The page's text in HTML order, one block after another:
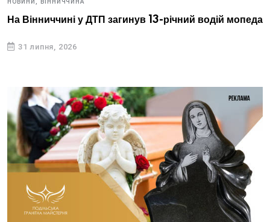
На Вінниччині у ДТП загинув 13-річний водій мопеда
31 липня, 2026